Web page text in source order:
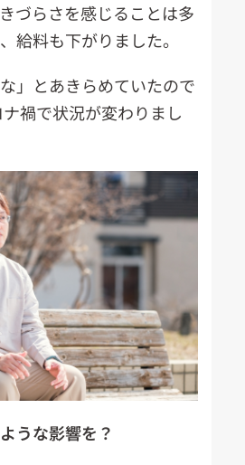
づらさを感じることは多
給料も下がりました。
」とあきらめていたので
禍で状況が変わりまし
うな影響を？